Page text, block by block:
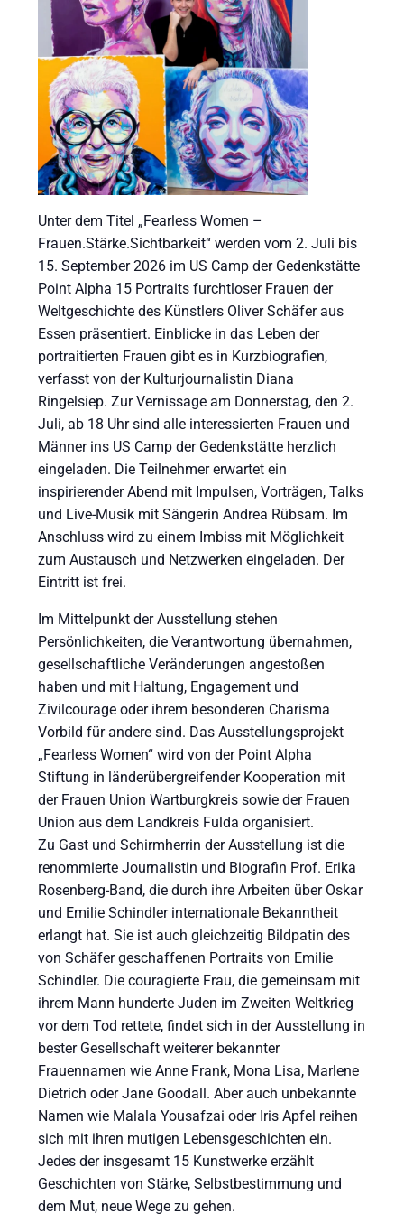
Unter dem Titel „Fearless Women –
Frauen.Stärke.Sichtbarkeit“ werden vom 2. Juli bis
15. September 2026 im US Camp der Gedenkstätte
Point Alpha 15 Portraits furchtloser Frauen der
Weltgeschichte des Künstlers Oliver Schäfer aus
Essen präsentiert. Einblicke in das Leben der
portraitierten Frauen gibt es in Kurzbiografien,
verfasst von der Kulturjournalistin Diana
Ringelsiep. Zur Vernissage am Donnerstag, den 2.
Juli, ab 18 Uhr sind alle interessierten Frauen und
Männer ins US Camp der Gedenkstätte herzlich
eingeladen. Die Teilnehmer erwartet ein
inspirierender Abend mit Impulsen, Vorträgen, Talks
und Live-Musik mit Sängerin Andrea Rübsam. Im
Anschluss wird zu einem Imbiss mit Möglichkeit
zum Austausch und Netzwerken eingeladen. Der
Eintritt ist frei.
Im Mittelpunkt der Ausstellung stehen
Persönlichkeiten, die Verantwortung übernahmen,
gesellschaftliche Veränderungen angestoßen
haben und mit Haltung, Engagement und
Zivilcourage oder ihrem besonderen Charisma
Vorbild für andere sind. Das Ausstellungsprojekt
„Fearless Women“ wird von der Point Alpha
Stiftung in länderübergreifender Kooperation mit
der Frauen Union Wartburgkreis sowie der Frauen
Union aus dem Landkreis Fulda organisiert.
Zu Gast und Schirmherrin der Ausstellung ist die
renommierte Journalistin und Biografin Prof. Erika
Rosenberg-Band, die durch ihre Arbeiten über Oskar
und Emilie Schindler internationale Bekanntheit
erlangt hat. Sie ist auch gleichzeitig Bildpatin des
von Schäfer geschaffenen Portraits von Emilie
Schindler. Die couragierte Frau, die gemeinsam mit
ihrem Mann hunderte Juden im Zweiten Weltkrieg
vor dem Tod rettete, findet sich in der Ausstellung in
bester Gesellschaft weiterer bekannter
Frauennamen wie Anne Frank, Mona Lisa, Marlene
Dietrich oder Jane Goodall. Aber auch unbekannte
Namen wie Malala Yousafzai oder Iris Apfel reihen
sich mit ihren mutigen Lebensgeschichten ein.
Jedes der insgesamt 15 Kunstwerke erzählt
Geschichten von Stärke, Selbstbestimmung und
dem Mut, neue Wege zu gehen.